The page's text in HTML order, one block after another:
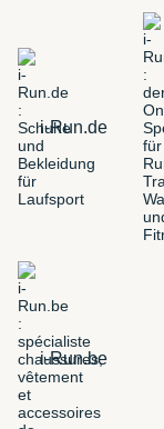
i-Run.de
i-Run.be